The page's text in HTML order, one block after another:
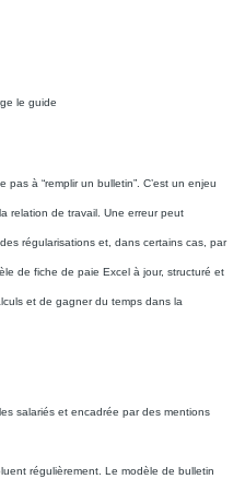
le guide
à “remplir un bulletin”. C’est un enjeu
relation de travail. Une erreur peut
régularisations et, dans certains cas, par
de fiche de paie Excel à jour, structuré et
et de gagner du temps dans la
salariés et encadrée par des mentions
régulièrement. Le modèle de bulletin